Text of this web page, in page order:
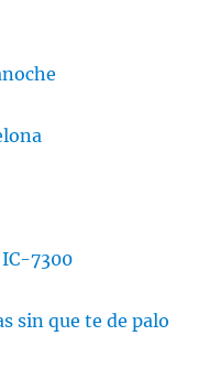
7300
sin que te de palo